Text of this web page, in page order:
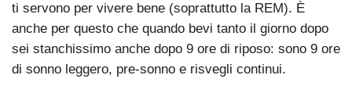
ti servono per vivere bene (soprattutto la REM). È
anche per questo che quando bevi tanto il giorno dopo
sei stanchissimo anche dopo 9 ore di riposo: sono 9 ore
di sonno leggero, pre-sonno e risvegli continui.